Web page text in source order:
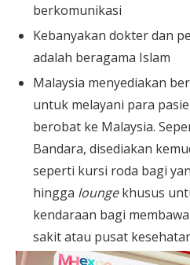
berkomunikasi
Kebanyakan dokter dan
adalah beragama Islam
Malaysia menyediakan
untuk melayani para
berobat ke Malaysia.
Bandara, disediakan
seperti kursi roda bagi
hingga loungekhusus
kendaraan bagi
sakit atau pusat